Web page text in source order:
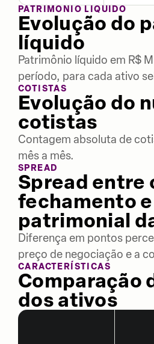
PATRIMÔNIO LÍQUIDO
Evolução do
líquido
Patrimônio líquido em R$
período, para cada ativo
COTISTAS
Evolução do
cotistas
Contagem absoluta de
mês a mês.
SPREAD
Spread entre
fechamento
patrimonial
Diferença em pontos
preço de negociação e a
CARACTERÍSTICAS
Comparação
dos ativos